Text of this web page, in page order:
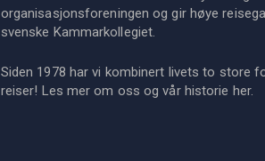
organisasjonsforeningen og gir høye
svenske Kammarkollegiet.
Siden 1978 har vi kombinert livets to store
reiser! Les mer om oss og vår historie her.